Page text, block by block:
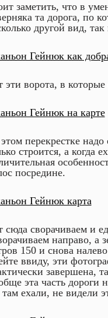
заметить, что в
та дорога, по
другой вид,
эти ворота, в которые
перекрестке надо
строится, а когда
посредине.
сюда сворачиваем и
направо, а
150 и снова
ввиду, эти
завершена,
эта часть дороги
ехали, не видели